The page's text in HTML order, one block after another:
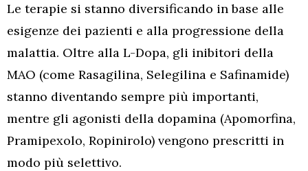
Le terapie si stanno diversificando in base alle
esigenze dei pazienti e alla progressione della
malattia. Oltre alla L-Dopa, gli inibitori della
MAO (come Rasagilina, Selegilina e Safinamide)
stanno diventando sempre più importanti,
mentre gli agonisti della dopamina (Apomorfina,
Pramipexolo, Ropinirolo) vengono prescritti in
modo più selettivo.